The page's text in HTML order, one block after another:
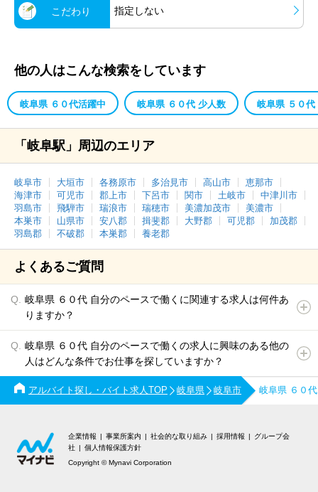
こだわり 指定しない
他の人はこんな検索をしています
岐阜県 ６０代活躍中 岐阜県 ６０代 少人数 岐阜県 ５０代
「岐阜駅」周辺のエリア
岐阜市 大垣市 各務原市 多治見市 高山市
恵那市
海津市
可児市 郡上市 下呂市 関市 土岐市
中津川市
羽島市
飛騨市 瑞浪市 瑞穂市 美濃加茂市
美濃市
本巣市
山県市 安八郡 揖斐郡 大野郡 可児郡
加茂郡
羽島郡
不破郡 本巣郡 養老郡
よくあるご質問
岐阜県 ６０代 自分のペースで働くに関連する求人は何件あ
りますか？
岐阜県 ６０代 自分のペースで働くの求人に興味のある他の
人はどんな条件でお仕事を探していますか？
アルバイト探し・バイト求人TOP 岐阜県 岐阜市 岐阜県 ６０
企業情報 事業所案内 社会的な取り組み 採用情報
グループ会
社
個人情報保護方針
Copyright © Mynavi Corporation